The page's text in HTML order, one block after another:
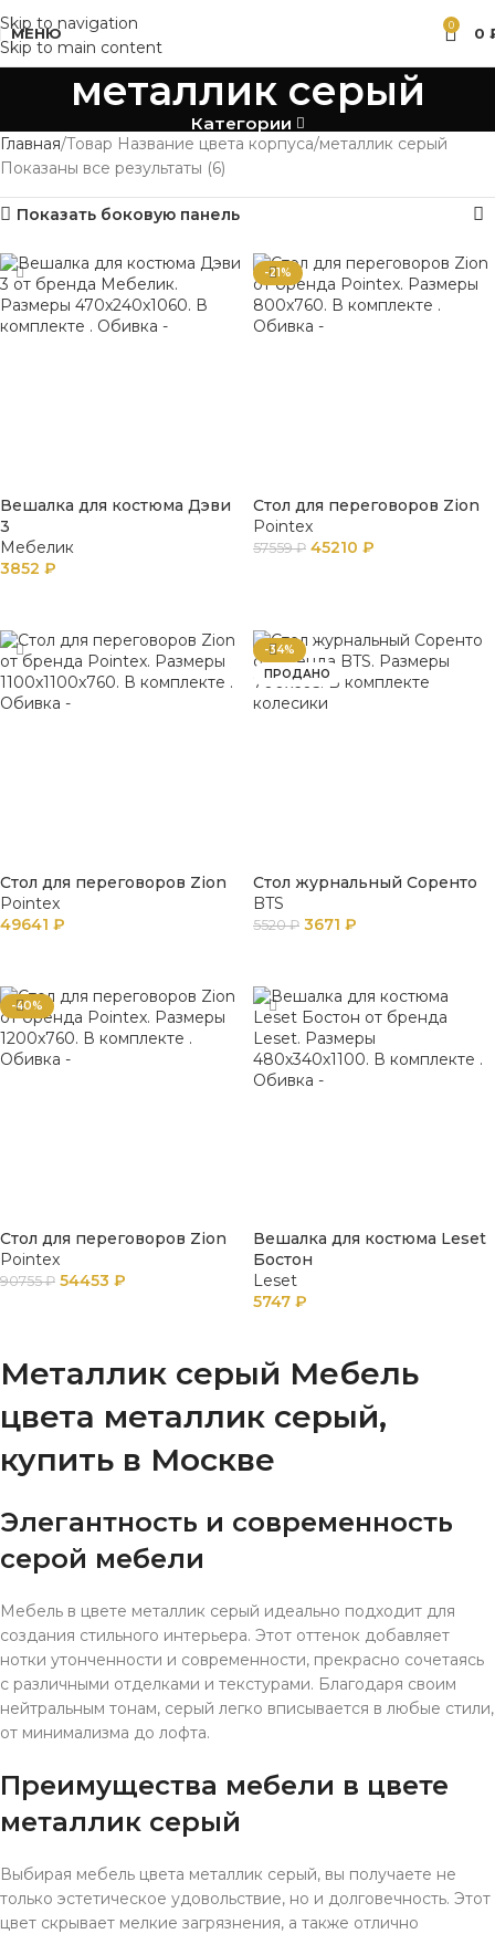
Skip to navigation
Skip to main content
МЕНЮ 0 0
металлик серый
Категории
Главная Товар Название цвета корпуса металлик серый
Показаны все результаты (6)
Показать боковую панель
Вешалка для костюма Дэви
3
Мебелик
3852 ₽
-21%
Стол для переговоров Zion
Pointex
57559₽ 45210 ₽
Стол для переговоров Zion
Pointex
49641 ₽
-34%
ПРОДАНО
Стол журнальный Соренто
BTS
5520₽ 3671 ₽
-40%
Стол для переговоров Zion
Pointex
90755₽ 54453 ₽
Вешалка для костюма Leset
Бостон
Leset
5747 ₽
Металлик серый Мебель
цвета металлик серый,
купить в Москве
Элегантность и современность
серой мебели
Мебель в цвете металлик серый идеально подходит для
создания стильного интерьера. Этот оттенок добавляет
нотки утонченности и современности, прекрасно сочетаясь
с различными отделками и текстурами. Благодаря своим
нейтральным тонам, серый легко вписывается в любые стили,
от минимализма до лофта.
Преимущества мебели в цвете
металлик серый
Выбирая мебель цвета металлик серый, вы получаете не
только эстетическое удовольствие, но и долговечность. Этот
цвет скрывает мелкие загрязнения, а также отлично